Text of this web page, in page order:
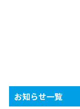
お知らせ一覧